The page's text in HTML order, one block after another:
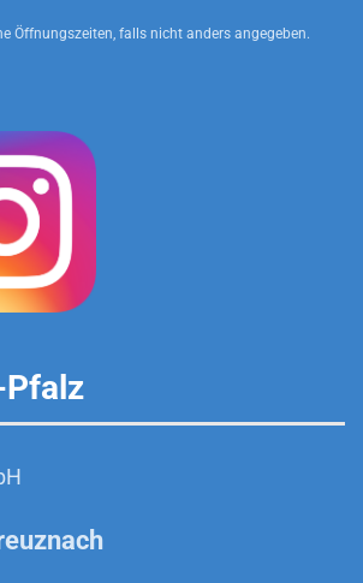
Öffnungszeiten, falls nicht anders angegeben.